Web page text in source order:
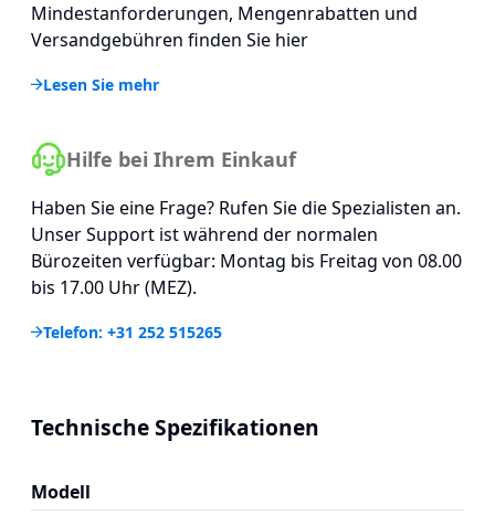
Mindestanforderungen, Mengenrabatten und
Versandgebühren finden Sie hier
Lesen Sie mehr
Hilfe bei Ihrem Einkauf
Haben Sie eine Frage? Rufen Sie die Spezialisten an.
Unser Support ist während der normalen
Bürozeiten verfügbar: Montag bis Freitag von 08.00
bis 17.00 Uhr (MEZ).
Telefon: +31 252 515265
Technische Spezifikationen
Modell